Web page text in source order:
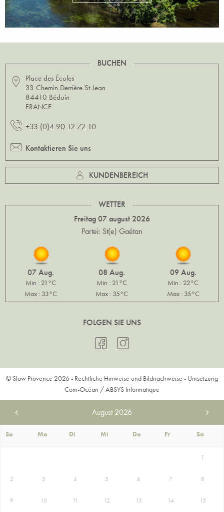
BUCHEN
Place des Écoles
33 Chemin Derrière St Jean
84410 Bédoin
FRANCE
+33 (0)4 90 12 72 10
Kontaktieren Sie uns
KUNDENBEREICH
WETTER
Freitag 07 august 2026
Partei: St(e) Gaétan
07 Aug.
Min : 21°C
Max : 33°C
08 Aug.
Min : 21°C
Max : 35°C
09 Aug.
Min : 22°C
Max : 35°C
FOLGEN SIE UNS
© Slow Provence 2026 - Rechtliche Hinweise und Bildnachweise - Umsetzung
Com-Océan /ABSYS Informatique
August 2026
So Mo Di Mi Do Fr Sa
1
2 3 4 5 6 7 8
9 10 11 12 13 14 15